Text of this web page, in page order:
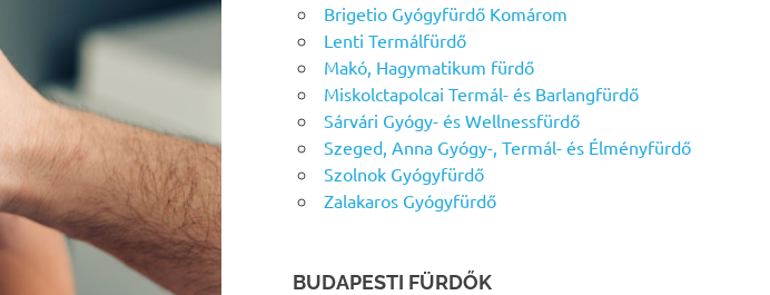
Brigetio Gyógyfürdő Komárom
Lenti Termálfürdő
Makó, Hagymatikum fürdő
Miskolctapolcai Termál- és Barlangfürdő
Sárvári Gyógy- és Wellnessfürdő
Szeged, Anna Gyógy-, Termál- és Élményfürdő
Szolnok Gyógyfürdő
Zalakaros Gyógyfürdő
BUDAPESTI FÜRDŐK